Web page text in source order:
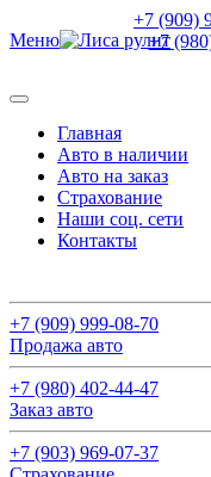
+7 (909)
+7
Меню
Главная
Авто в наличии
Авто на заказ
Страхование
Наши соц. сети
Контакты
+7 (909) 999-08-70
Продажа авто
+7 (980) 402-44-47
Заказ авто
+7 (903) 969-07-37